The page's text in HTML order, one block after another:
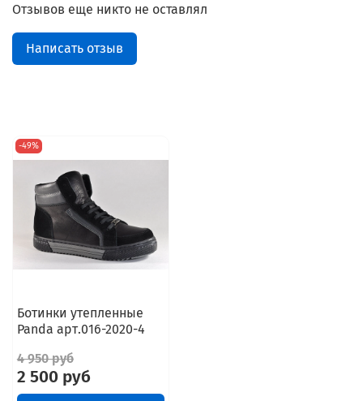
Отзывов еще никто не оставлял
Написать отзыв
-49%
Ботинки утепленные
Panda арт.016-2020-4
4 950 руб
2 500 руб